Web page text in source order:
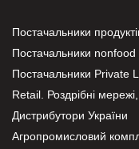
Постачальники
Постачальники nonfood
Постачальники Private
Retail. Роздрібні
Дистрибутори України
Агропромисловий